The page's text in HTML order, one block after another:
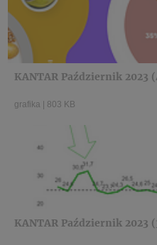
KANTAR Październik 2023
grafika 803 KB
KANTAR Październik 2023